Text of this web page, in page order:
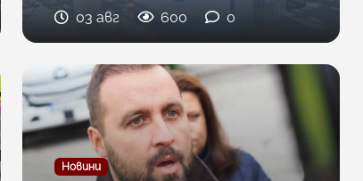
03 авг 600 0
Новини